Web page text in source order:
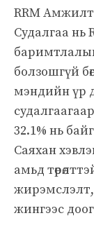
RRM
Судалгаа нь
болзошгүй
мэндийн үр
32.1% нь
Саяхан
амьд
жирэмслэлт,
жингээс